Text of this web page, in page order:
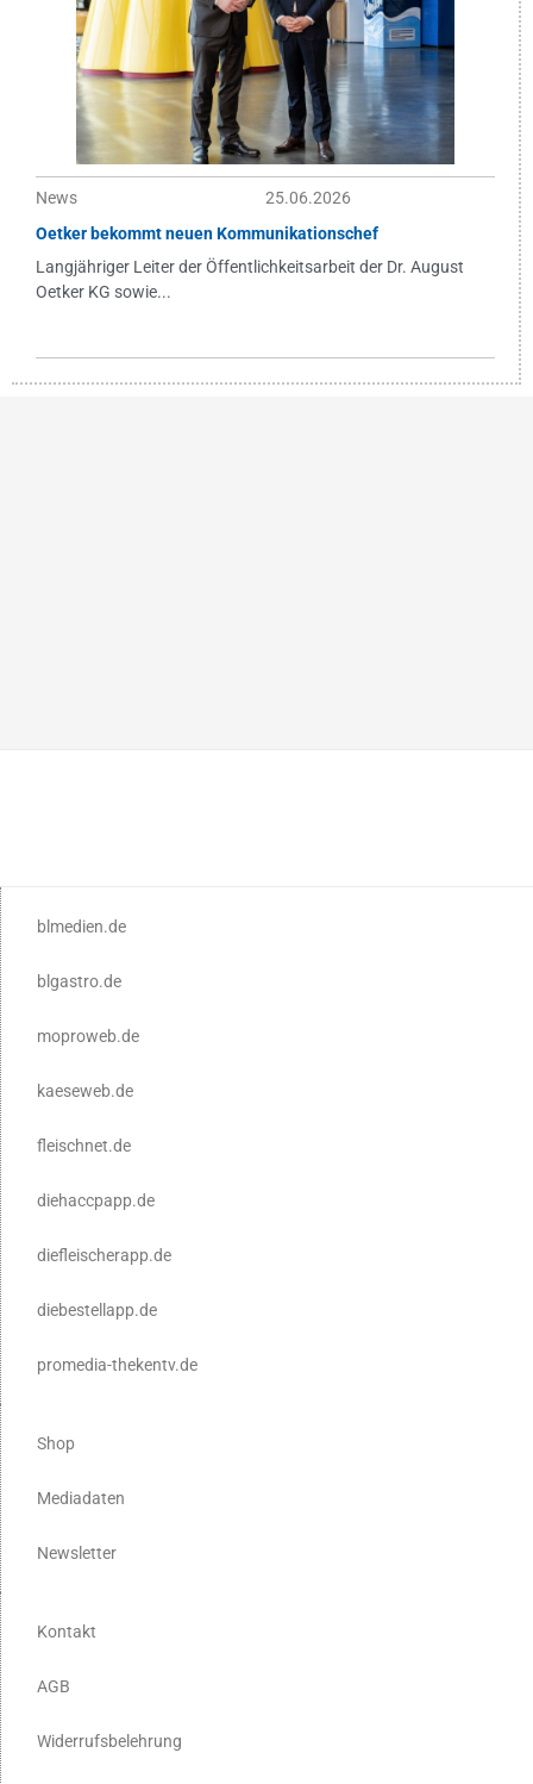
News
25.06.2026
Oetker bekommt neuen Kommunikationschef
Langjähriger Leiter der Öffentlichkeitsarbeit der Dr. August
Oetker KG sowie...
blmedien.de
blgastro.de
moproweb.de
kaeseweb.de
fleischnet.de
diehaccpapp.de
diefleischerapp.de
diebestellapp.de
promedia-thekentv.de
Shop
Mediadaten
Newsletter
Kontakt
AGB
Widerrufsbelehrung